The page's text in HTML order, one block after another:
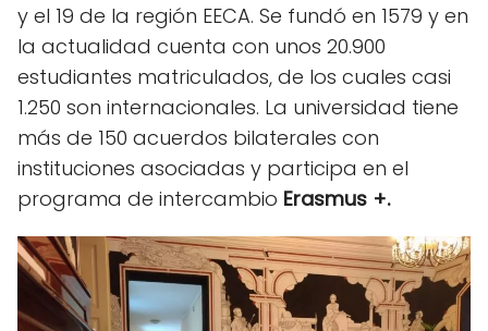
y el 19 de la región EECA. Se fundó en 1579 y en
la actualidad cuenta con unos 20.900
estudiantes matriculados, de los cuales casi
1.250 son internacionales. La universidad tiene
más de 150 acuerdos bilaterales con
instituciones asociadas y participa en el
programa de intercambio Erasmus +.